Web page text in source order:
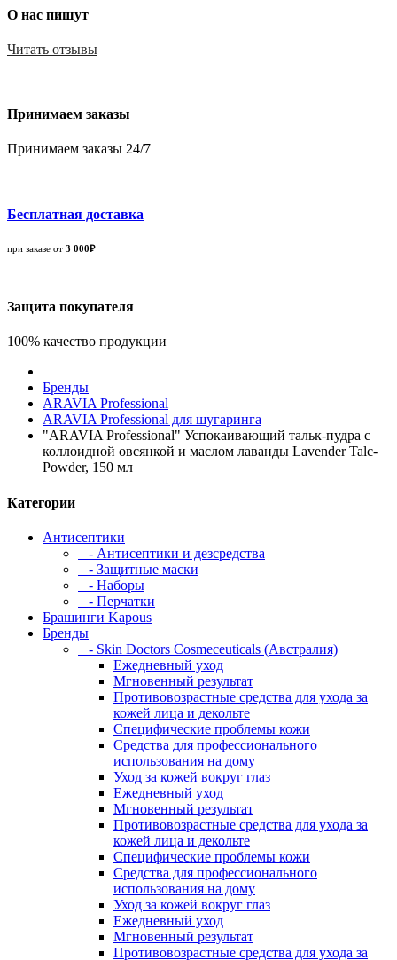
О нас пишут
Читать отзывы
Принимаем заказы
Принимаем заказы 24/7
Бесплатная доставка
при заказе от 3 000₽
Защита покупателя
100% качество продукции
Бренды
ARAVIA Professional
ARAVIA Professional для шугаринга
"ARAVIA Professional" Успокаивающий тальк-пудра с
коллоидной овсянкой и маслом лаванды Lavender Talc-
Powder, 150 мл
Категории
Антисептики
- Антисептики и дезсредства
- Защитные маски
- Наборы
- Перчатки
Брашинги Kapous
Бренды
- Skin Doctors Cosmeceuticals (Австралия)
Ежедневный уход
Мгновенный результат
Противовозрастные средства для ухода за
кожей лица и декольте
Специфические проблемы кожи
Средства для профессионального
использования на дому
Уход за кожей вокруг глаз
Ежедневный уход
Мгновенный результат
Противовозрастные средства для ухода за
кожей лица и декольте
Специфические проблемы кожи
Средства для профессионального
использования на дому
Уход за кожей вокруг глаз
Ежедневный уход
Мгновенный результат
Противовозрастные средства для ухода за